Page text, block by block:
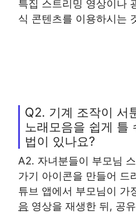
특집 스트리밍 영상이나
식 콘텐츠를 이용하시는
Q2. 기계 조작이 서
노래모음을 쉽게 틀
법이 있나요?
A2. 자녀분들이 부모님
가기 아이콘을 만들어 드
튜브 앱에서 부모님이 가
음 영상을 재생한 뒤, 공